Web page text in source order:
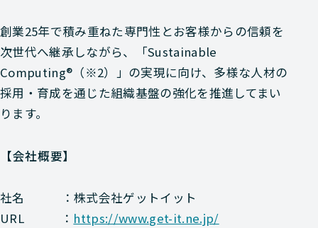
創業25年で積み重ねた専門性とお客様からの信頼を
次世代へ継承しながら、「Sustainable
Computing®（※2）」の実現に向け、多様な人材の
採用・育成を通じた組織基盤の強化を推進してまい
ります。
【会社概要】
社名 ：株式会社ゲットイット
URL ： https://www.get-it.ne.jp/